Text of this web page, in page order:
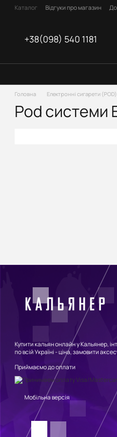
Перейти до основного контенту
Каталог Відгуки про магазин
+38(098) 540 1181
Головна Електронні сигарети (POD)
Pod системи
Купити кальян онлайн у Кальянер,
по всій Україні - ціна, замовити
Приймаємо до оплати
Мобільна версія